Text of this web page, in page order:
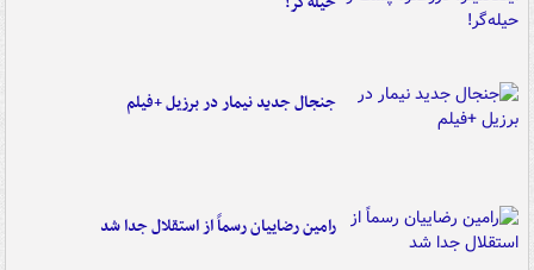
جنجال جدید نیمار در برزیل +فیلم
رامین رضاییان رسماً از استقلال جدا شد